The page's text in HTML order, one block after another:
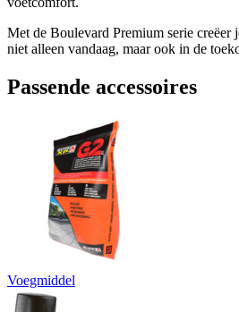
Met de Boulevard Premium serie creëer
niet alleen vandaag, maar ook in de
Passende accessoires
Voegmiddel